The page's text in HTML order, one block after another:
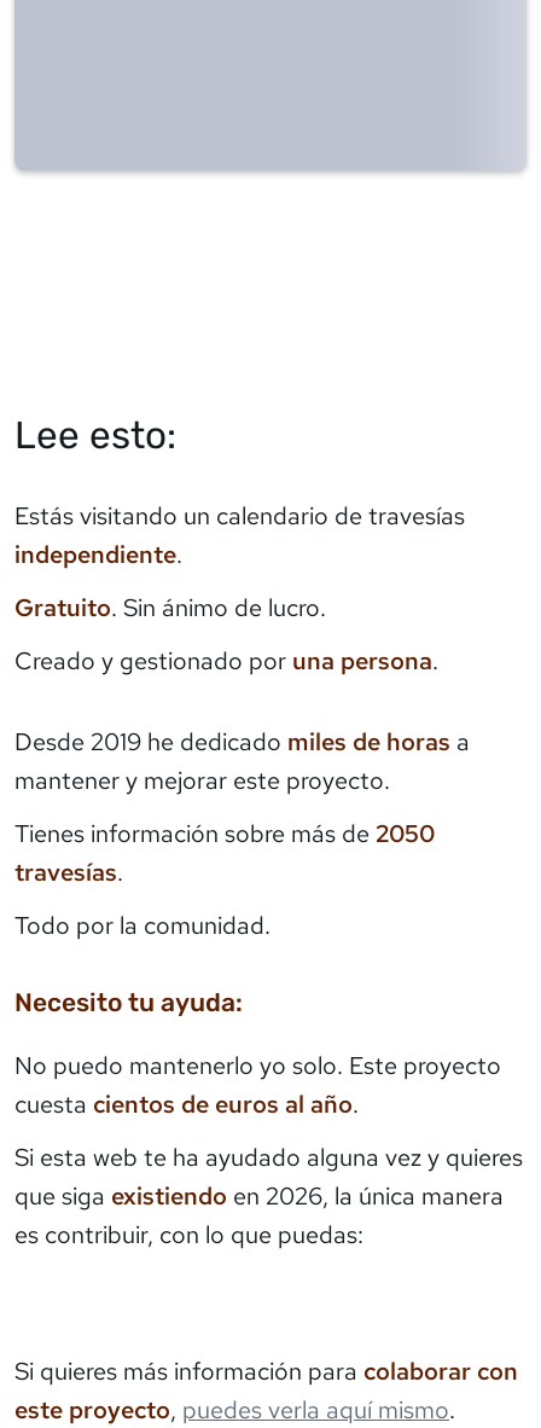
Lee esto:
Estás visitando un calendario de travesías
independiente.
Gratuito. Sin ánimo de lucro.
Creado y gestionado por una persona.
Desde 2019 he dedicado miles de horas a
mantener y mejorar este proyecto.
Tienes información sobre más de 2050
travesías.
Todo por la comunidad.
Necesito tu ayuda:
No puedo mantenerlo yo solo. Este proyecto
cuesta cientos de euros al año.
Si esta web te ha ayudado alguna vez y quieres
que siga existiendo en 2026, la única manera
es contribuir, con lo que puedas:
Si quieres más información para colaborar con
este proyecto, puedes verla aquí mismo.